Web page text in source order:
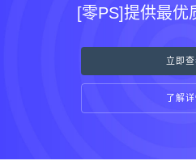
[零PS]提供最优
立即查
了解